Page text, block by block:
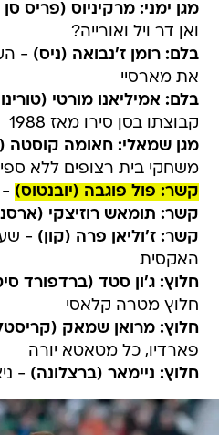
מגן ימני: מרקיניוס (פריס
ואן דר ויל ואורייה?
בלם: רומן ז'נבואה (ניס) -
את מארסיי
בלם: אמיליאנו מורטי
קבוצתו בסן סירו מאז 1988
מגן שמאלי: חאומה קוסטה
משחקי בית רצופים ללא
קשר: פול פוגבה (יובנטוס) -
קשר: תומאש רוזיצקי
קשר: ז'וליאן פרה (קון) -
האקסית
חלוץ: ג'ון סטד (ברדפורד
חלוץ מטרה קלאסי
חלוץ: מרואן שמאק
פארדיו, כל מטאטא יורה
חלוץ: ניימאר (ברצלונה) -